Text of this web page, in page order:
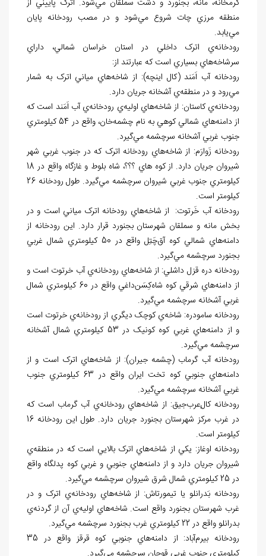
گرمخانه، مانه، بجنورد و دشت سملقان ميشود. اترک پاييني از
منطقه مرزي چات شروع ميشود و در مصب رودخانه پايان
مييابد.
رودخانهي اترک داخلي در استان خراسان شمالي، داراي
سرشاخههاي بسياري است که عبارتند از:
رودخانه آب اَمَند (کال اينچه): از شاخههاي مياني اترک به شمار
ميرود و در منطقهي آشخانه جريان دارد.
رودخانهي کاستان: از شاخههاي اوليهي رودخانهي آب اَمَند است كه
از دامنههاي شمالي کوهي به نام چشمه
خان، واقع در 54 کيلومتري
جنوب غربي آشخانه سرچشمه ميگيرد.
رودخانه زَوارَم: از شاخههاي رودخانه اترک که در جنوب غربي شهر
شيروان جريان دارد. از کوه هاي ؟؟؟، شاه بلوط و غازگاه واقع در 18
کيلومتري جنوب غربي شيروان سرچشمه مي
گيرد. طول رودخانه 26
کيلومتر است.
رودخانه آب خَرتوت: از شاخههاي رودخانه اترک مياني است و در
بخش مانه و سملقان شهرستان بجنورد قرار دارد. اين رودخانه از
دامنههاي شمالي کوه آق
چَتِل واقع در 50 کيلومتري شمال غربي
بجنورد سرچشمه ميگيرد.
رودخانه دره قزل داشلي: از شاخههاي رودخانهي آب خرتوت است و
از دامنههاي شرقي کوه شاهکِسَن
داغي واقع در 60 کيلومتري شمال
غربي آشخانه سرچشمه ميگيرد.
رودخانه سامودره: شاخهي کوچک ديگري از رودخانهي خرتوت است
و از دامنه
هاي غربي کوه کونيک در 53 کيلومتري شمال آشخانه
سرچشمه ميگيرد.
رودخانه آب گرماب (چشمه جيران): از شاخههاي اترک است و از
دامنه
هاي جنوبي کوه تخت ايران واقع در 63 کيلومتري جنوب
غربي آشخانه سرچشمه ميگيرد.
رودخانه کالِعربجيق: از شاخههاي رودخانهي آب گرماب است که
در غرب مرکز شهرستان بجنورد جريان دارد. طول اين رودخانه 16
کيلومتر است.
رودخانه اوغاز: يکي از شاخههاي اترک بالايي است که در منطقهي
شيروان جريان دارد و از دامنههاي جنوبي و غربي کوه پدلگاه واقع
در 25 کيلومتري شمال شرق شيروان سرچشمه مي
گيرد.
رودخانه بَدرانلو يا تيمورتاش: از شاخههاي رودخانهي اترک و در
غرب شهرستان بجنورد واقع است. شاخههاي اوليهي آن از گردنهي
بدرانلو واقع در 22 کيلومتري غرب بجنورد سرچشمه مي
گيرد.
رودخانه بيرمآباد: از دامنه
هاي جنوبي کوه قرقز واقع در 35